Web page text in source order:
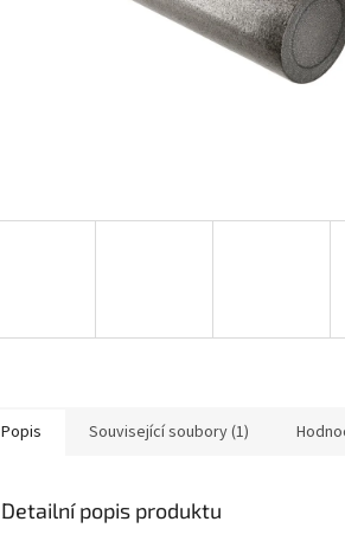
Popis Související soubory (1)
Detailní popis produktu